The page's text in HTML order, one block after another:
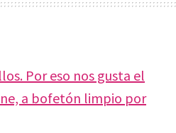
Por eso nos gusta el
a bofetón limpio por